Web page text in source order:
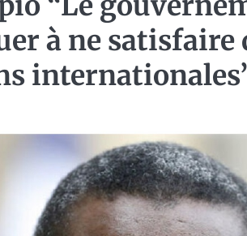
à ne satisfaire